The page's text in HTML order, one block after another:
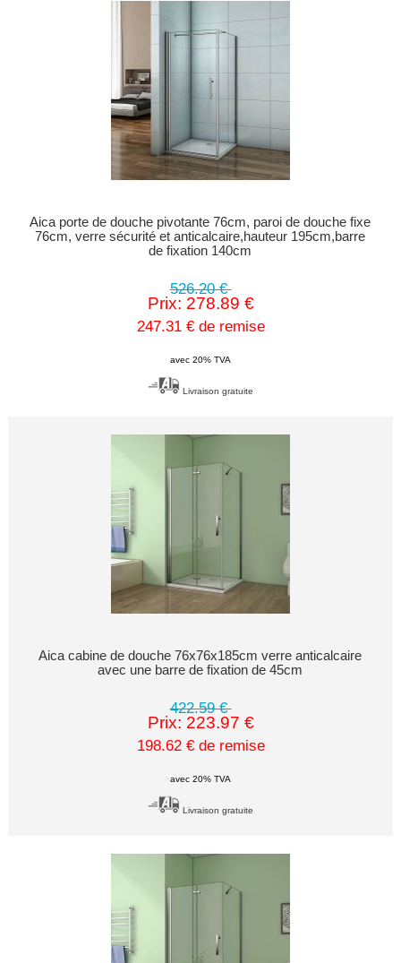
Aica porte de douche pivotante 76cm, paroi de douche fixe
76cm, verre sécurité et anticalcaire,hauteur 195cm,barre
de fixation 140cm
526.20 €
Prix: 278.89 €
247.31 € de remise
avec 20% TVA
Livraison gratuite
Aica cabine de douche 76x76x185cm verre anticalcaire
avec une barre de fixation de 45cm
422.59 €
Prix: 223.97 €
198.62 € de remise
avec 20% TVA
Livraison gratuite